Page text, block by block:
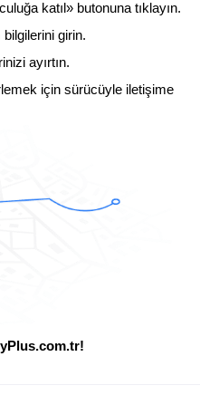
katıl» butonuna tıklayın.
bilgilerini girin.
ayırtın.
için sürücüyle iletişime